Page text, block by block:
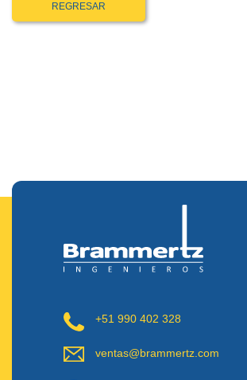
REGRESAR
+51 990 402 328
ventas@brammertz.com